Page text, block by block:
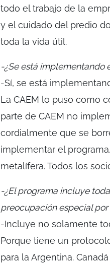
todo el trabajo de la
y el cuidado del predio
toda la vida útil.
-¿Se está implementando
-Sí, se está
La CAEM lo puso como
parte de CAEM no
cordialmente que se
implementar el
metalífera. Todos los
-¿El programa incluye
preocupación especial por
-Incluye no solamente
Porque tiene un
para la Argentina.